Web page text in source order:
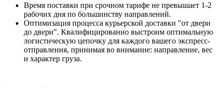
Время поставки при срочном тарифе не превышает 1-2
рабочих дня по большинству направлений.
Оптимизация процесса курьерской доставки "от двери
до двери". Квалифицированно выстроим оптимальную
логистическую цепочку для каждого вашего экспресс-
отправления, принимая во внимание: направление, вес
и характер груза.